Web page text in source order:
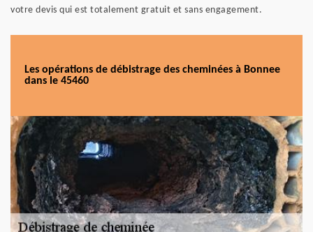
votre devis qui est totalement gratuit et sans engagement.
Les opérations de débistrage des cheminées à Bonnee
dans le 45460